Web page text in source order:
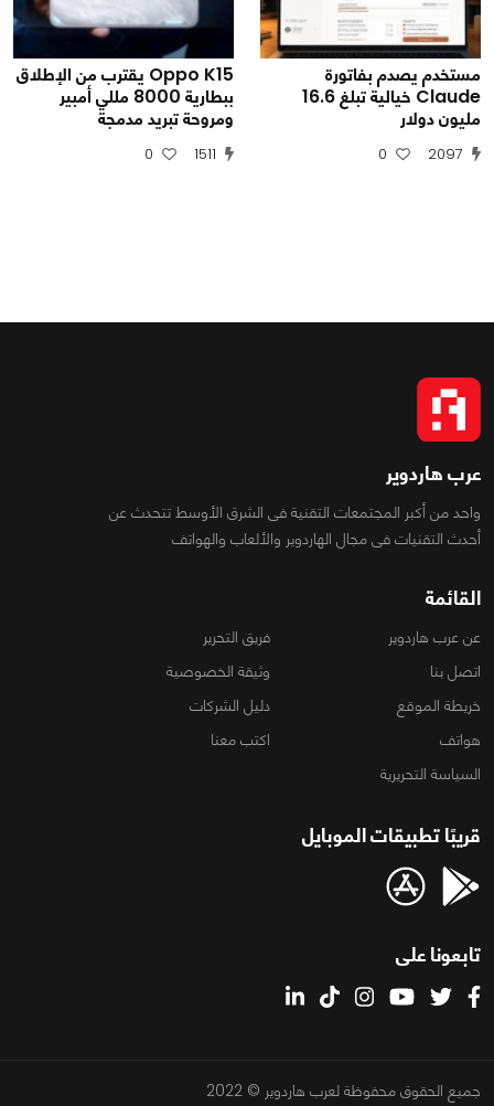
مستخدم يصدم بفاتورة
Claude خيالية تبلغ 16.6
مليون دولار
2097
0
Oppo K15 يقترب من الإطلاق
ببطارية 8000 مللي أمبير
ومروحة تبريد مدمجة
1511
0
عرب هاردوير
واحد من أكبر المجتمعات التقنية فى الشرق الأوسط تتحدث عن
أحدث التقنيات فى مجال الهاردوير والألعاب والهواتف
القائمة
عن عرب هاردوير
فريق التحرير
اتصل بنا
وثيقة الخصوصية
خريطة الموقع
دليل الشركات
هواتف
اكتب معنا
السياسة التحريرية
قريبًا تطبيقات الموبايل
تابعونا على
جميع الحقوق محفوظة لعرب هاردوير © 2022